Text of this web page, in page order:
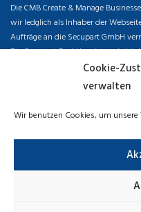
Cookie-
verwalten
Wir benutzen Cookies, um
Die CMB Create & Manage
wir ledglich als Inhaber der
Aufträge an die Secupart GmbH
Die Secupart GmbH weist
Ortschaften keine Zweigstelle
mobiler Dienstleister zu unserem
zusammen, an die wir den Auftrag
der Fremdfirmen haften.
Kooperationsfirma vor Ort zu
die Daten und die Preise des